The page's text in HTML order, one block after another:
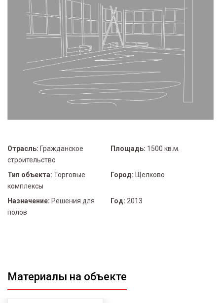
Отрасль: Гражданское
строительство
Площадь: 1500 кв.м.
Тип объекта: Торговые
комплексы
Город: Щелково
Назначение: Решения для
полов
Год: 2013
Материалы на объекте